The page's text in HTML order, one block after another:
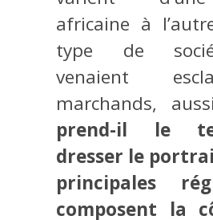
africaine à
type de
venaient
marchands,
prend-il le
dresser le
principales
composent la